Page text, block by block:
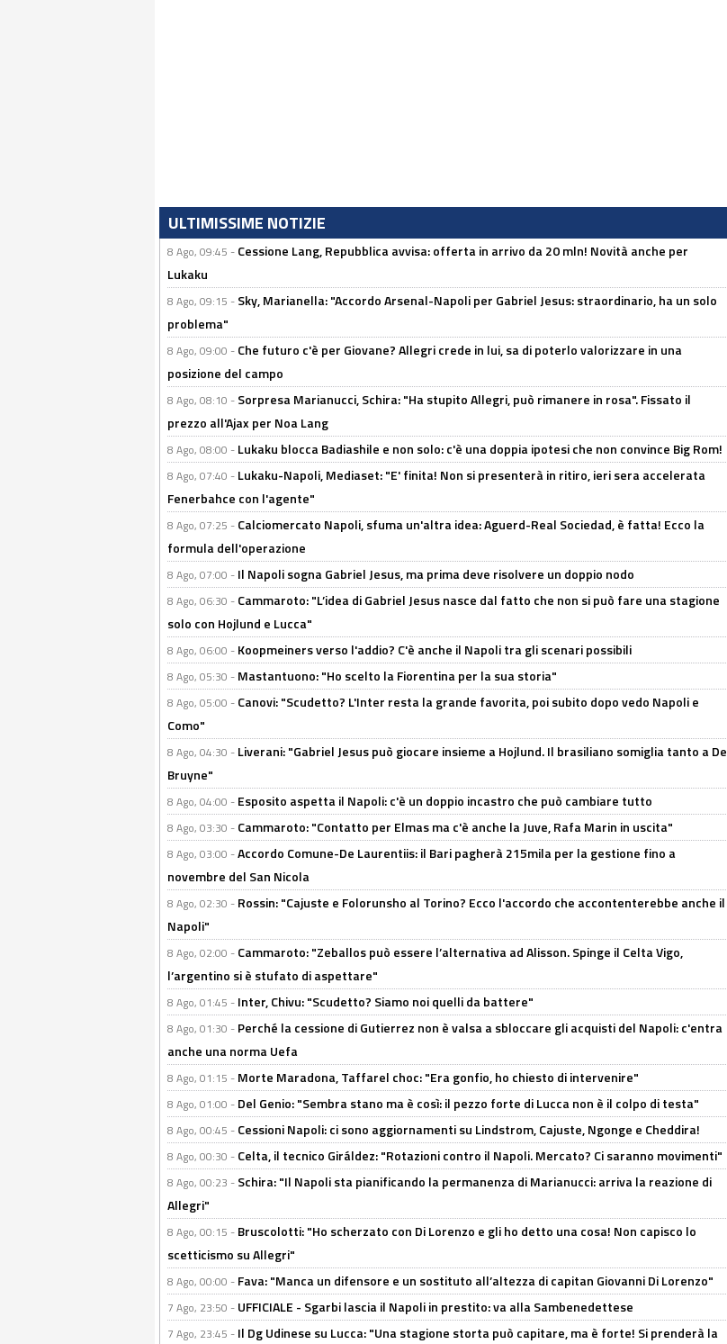
ULTIMISSIME NOTIZIE
8 Ago, 09:45 - Cessione Lang, Repubblica avvisa: offerta in arrivo da 20 mln! Novità anche per
Lukaku
8 Ago, 09:15 - Sky, Marianella: "Accordo Arsenal-Napoli per Gabriel Jesus: straordinario, ha un solo
problema"
8 Ago, 09:00 - Che futuro c'è per Giovane? Allegri crede in lui, sa di poterlo valorizzare in una
posizione del campo
8 Ago, 08:10 - Sorpresa Marianucci, Schira: "Ha stupito Allegri, può rimanere in rosa". Fissato il
prezzo all'Ajax per Noa Lang
8 Ago, 08:00 - Lukaku blocca Badiashile e non solo: c'è una doppia ipotesi che non convince Big Rom!
8 Ago, 07:40 - Lukaku-Napoli, Mediaset: "E' finita! Non si presenterà in ritiro, ieri sera accelerata
Fenerbahce con l'agente"
8 Ago, 07:25 - Calciomercato Napoli, sfuma un'altra idea: Aguerd-Real Sociedad, è fatta! Ecco la
formula dell'operazione
8 Ago, 07:00 - Il Napoli sogna Gabriel Jesus, ma prima deve risolvere un doppio nodo
8 Ago, 06:30 - Cammaroto: "L’idea di Gabriel Jesus nasce dal fatto che non si può fare una stagione
solo con Hojlund e Lucca"
8 Ago, 06:00 - Koopmeiners verso l'addio? C'è anche il Napoli tra gli scenari possibili
8 Ago, 05:30 - Mastantuono: "Ho scelto la Fiorentina per la sua storia"
8 Ago, 05:00 - Canovi: "Scudetto? L'Inter resta la grande favorita, poi subito dopo vedo Napoli e
Como"
8 Ago, 04:30 - Liverani: "Gabriel Jesus può giocare insieme a Hojlund. Il brasiliano somiglia tanto a De
Bruyne"
8 Ago, 04:00 - Esposito aspetta il Napoli: c'è un doppio incastro che può cambiare tutto
8 Ago, 03:30 - Cammaroto: "Contatto per Elmas ma c'è anche la Juve, Rafa Marin in uscita"
8 Ago, 03:00 -Accordo Comune-De Laurentiis: il Bari pagherà 215mila per la gestione fino a
novembre del San Nicola
8 Ago, 02:30 - Rossin: "Cajuste e Folorunsho al Torino? Ecco l'accordo che accontenterebbe anche il
Napoli"
8 Ago, 02:00 - Cammaroto: "Zeballos può essere l’alternativa ad Alisson. Spinge il Celta Vigo,
l’argentino si è stufato di aspettare"
8 Ago, 01:45 - Inter, Chivu: "Scudetto? Siamo noi quelli da battere"
8 Ago, 01:30 - Perché la cessione di Gutierrez non è valsa a sbloccare gli acquisti del Napoli: c'entra
anche una norma Uefa
8 Ago, 01:15 - Morte Maradona, Taffarel choc: "Era gonfio, ho chiesto di intervenire"
8 Ago, 01:00 - Del Genio: "Sembra stano ma è così: il pezzo forte di Lucca non è il colpo di testa"
8 Ago, 00:45 - Cessioni Napoli: ci sono aggiornamenti su Lindstrom, Cajuste, Ngonge e Cheddira!
8 Ago, 00:30 - Celta, il tecnico Giráldez: "Rotazioni contro il Napoli. Mercato? Ci saranno movimenti"
8 Ago, 00:23 - Schira: "Il Napoli sta pianificando la permanenza di Marianucci: arriva la reazione di
Allegri"
8 Ago, 00:15 - Bruscolotti: "Ho scherzato con Di Lorenzo e gli ho detto una cosa! Non capisco lo
scetticismo su Allegri"
8 Ago, 00:00 - Fava: "Manca un difensore e un sostituto all’altezza di capitan Giovanni Di Lorenzo"
7 Ago, 23:50 - UFFICIALE - Sgarbi lascia il Napoli in prestito: va alla Sambenedettese
7 Ago, 23:45 - Il Dg Udinese su Lucca: "Una stagione storta può capitare, ma è forte! Si prenderà la